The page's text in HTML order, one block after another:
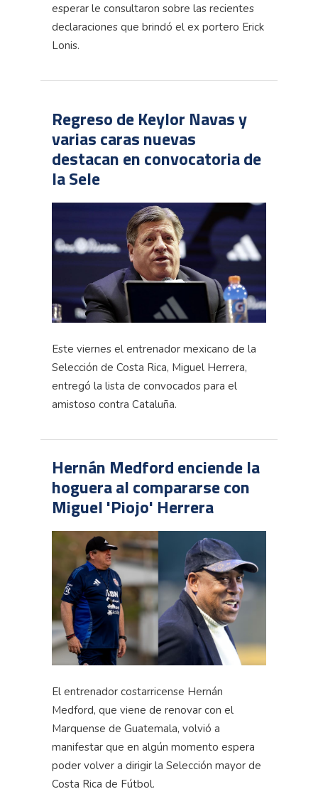
esperar le consultaron sobre las recientes
declaraciones que brindó el ex portero Erick
Lonis.
Regreso de Keylor Navas y
varias caras nuevas
destacan en convocatoria de
la Sele
Este viernes el entrenador mexicano de la
Selección de Costa Rica, Miguel Herrera,
entregó la lista de convocados para el
amistoso contra Cataluña.
Hernán Medford enciende la
hoguera al compararse con
Miguel 'Piojo' Herrera
El entrenador costarricense Hernán
Medford, que viene de renovar con el
Marquense de Guatemala, volvió a
manifestar que en algún momento espera
poder volver a dirigir la Selección mayor de
Costa Rica de Fútbol.